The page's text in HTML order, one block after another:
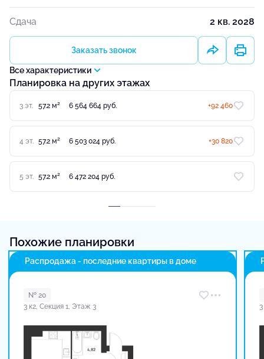
Сдача 2 кв. 2028
Заказать звонок
Все характеристики
Планировка на других этажах
3 эт. 57.2 м2 6 564 664 руб. +92 460
4 эт. 57.2 м2 6 503 024 руб. +30 820
5 эт. 57.2 м2 6 472 204 руб.
Похожие планировки
Распродажа - последние квартиры в доме
№ 20
3 к2, Секция 1, Этаж 3